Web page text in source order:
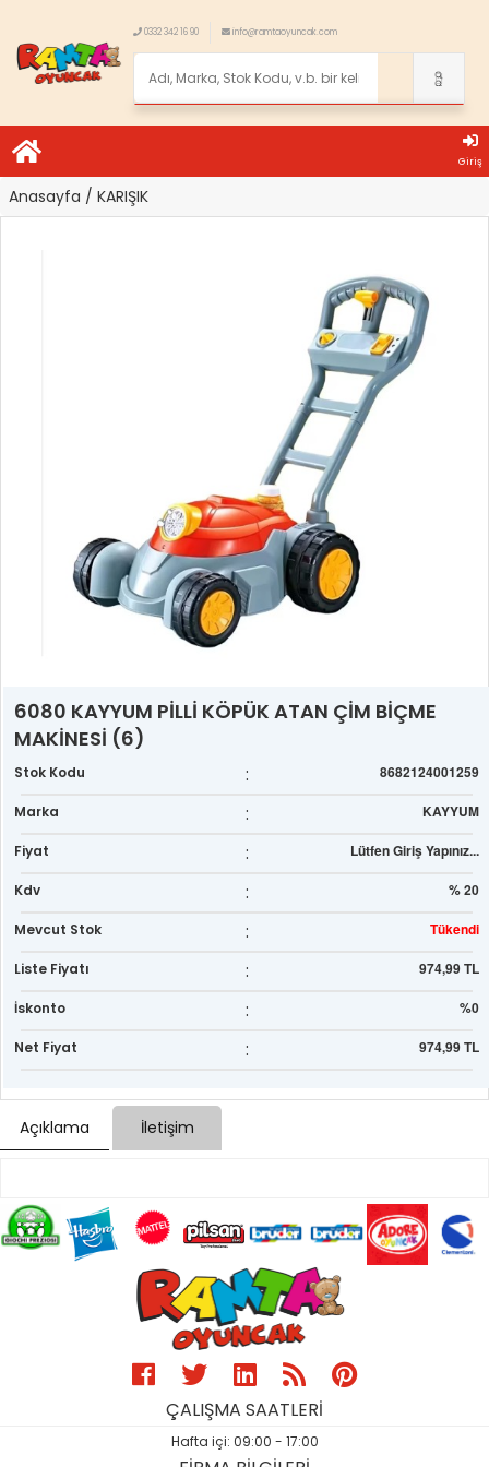
0332 342 16 90 info@ramtaoyuncak.com
Giriş
Anasayfa / KARIŞIK
6080 KAYYUM PİLLİ KÖPÜK ATAN ÇİM BİÇME
MAKİNESİ (6)
Stok Kodu : 8682124001259
Marka : KAYYUM
Fiyat : Lütfen Giriş Yapınız...
Kdv : % 20
Mevcut Stok : Tükendi
Liste Fiyatı : 974,99 TL
İskonto : %0
Net Fiyat : 974,99 TL
Açıklama İletişim
ÇALIŞMA SAATLERİ
Hafta içi: 09:00 - 17:00